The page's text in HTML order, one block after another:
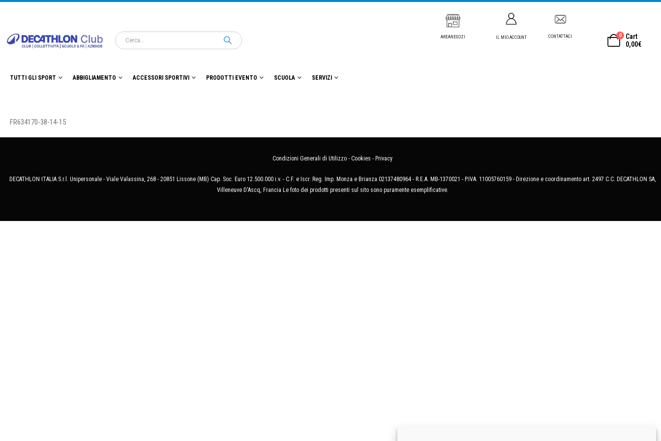
AREANEGOZI IL MIO ACCOUNT CONTATTACI 0
Cart
0,00€
TUTTI GLI SPORT ABBIGLIAMENTO ACCESSORI SPORTIVI PRODOTTI EVENTO SCUOLA SERVIZI
FR634170-38-14-15
Condizioni Generali di Utilizzo - Cookies - Privacy
DECATHLON ITALIA S.r.l. Unipersonale - Viale Valassina, 268 - 20851 Lissone (MB) Cap. Soc. Euro 12.500.000 i.v. - C.F. e Iscr. Reg. Imp. Monza e Brianza 02137480964 - R.E.A. MB-1370021 - P.IVA. 11005760159 - Direzione e coordinamento art. 2497 C.C. DECATHLON SA,
Villeneuve D'Ascq, Francia Le foto dei prodotti presenti sul sito sono puramente esemplificative.